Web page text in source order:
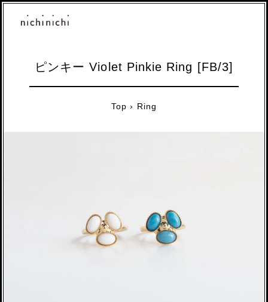
ピンキー Violet Pinkie Ring [FB/3]
Top › Ring